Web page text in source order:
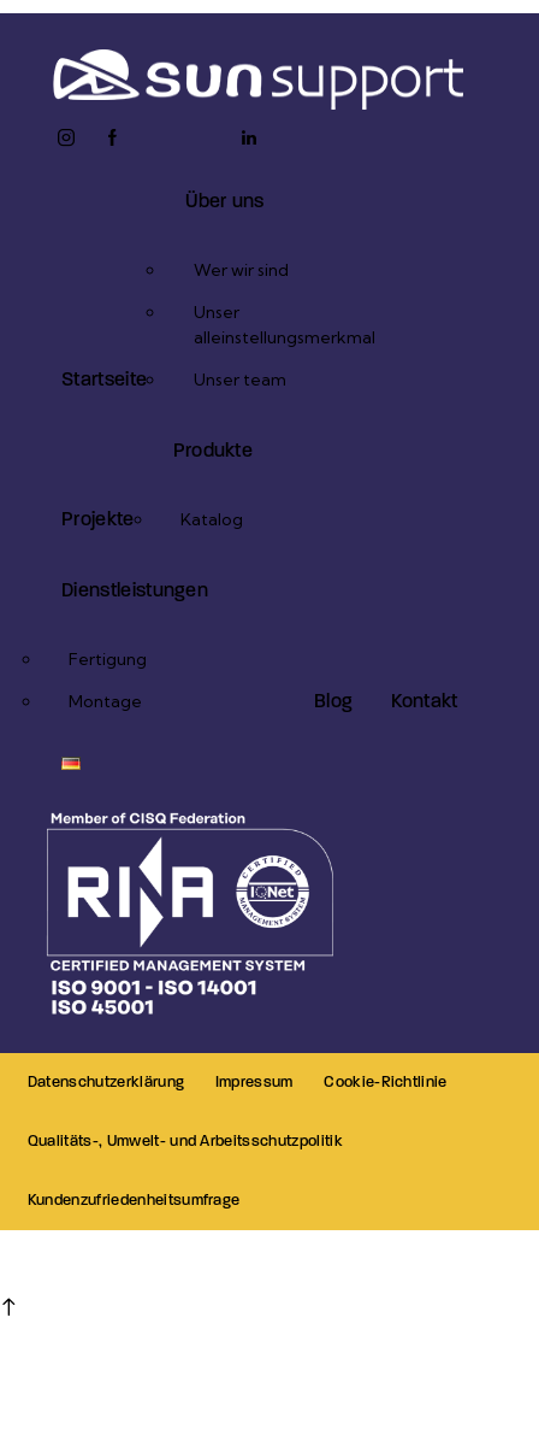
instagramfacebook- youtube2
linkedin
Startseite
Über uns
Wer wir sind
Unser
alleinstellungsmerkmal
Unser team
Projekte
Produkte
Katalog
Dienstleistungen
Fertigung
Montage
Blog Kontakt
Datenschutzerklärung Impressum Cookie-Richtlinie
Qualitäts-, Umwelt- und Arbeitsschutzpolitik
Kundenzufriedenheitsumfrage